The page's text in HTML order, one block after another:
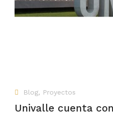
Blog, Proyectos
Univalle cuenta